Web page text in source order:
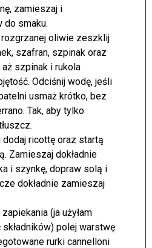
zamieszaj i
do smaku.
oliwie zeszklij
szafran, szpinak oraz
szpinak i rukola
Odciśnij wodę, jeśli
usmaż krótko, bez
Tak, aby tylko
ricottę oraz startą
Zamieszaj dokładnie
i szynkę, dopraw solą i
dokładnie zamieszaj
(ja użyłam
polej warstwę
rurki cannelloni